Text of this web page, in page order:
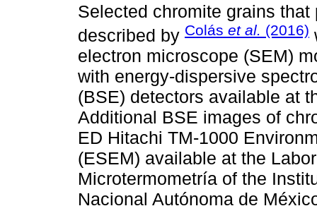
Selected chromite grains
described by Colás et al. (2016)
electron microscope (SEM)
with energy-dispersive
(BSE) detectors available at
Additional BSE images of
ED Hitachi TM-1000
(ESEM) available at the
Microtermometría of the
Nacional Autónoma de